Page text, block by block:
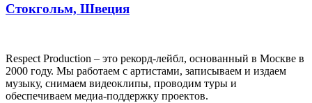
Стокгольм, Швеция
Respect Production – это рекорд-лейбл, основанный в Москве в
2000 году. Мы работаем с артистами, записываем и издаем
музыку, снимаем видеоклипы, проводим туры и
обеспечиваем медиа-поддержку проектов.